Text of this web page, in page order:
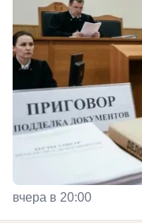
вчера в 20:00